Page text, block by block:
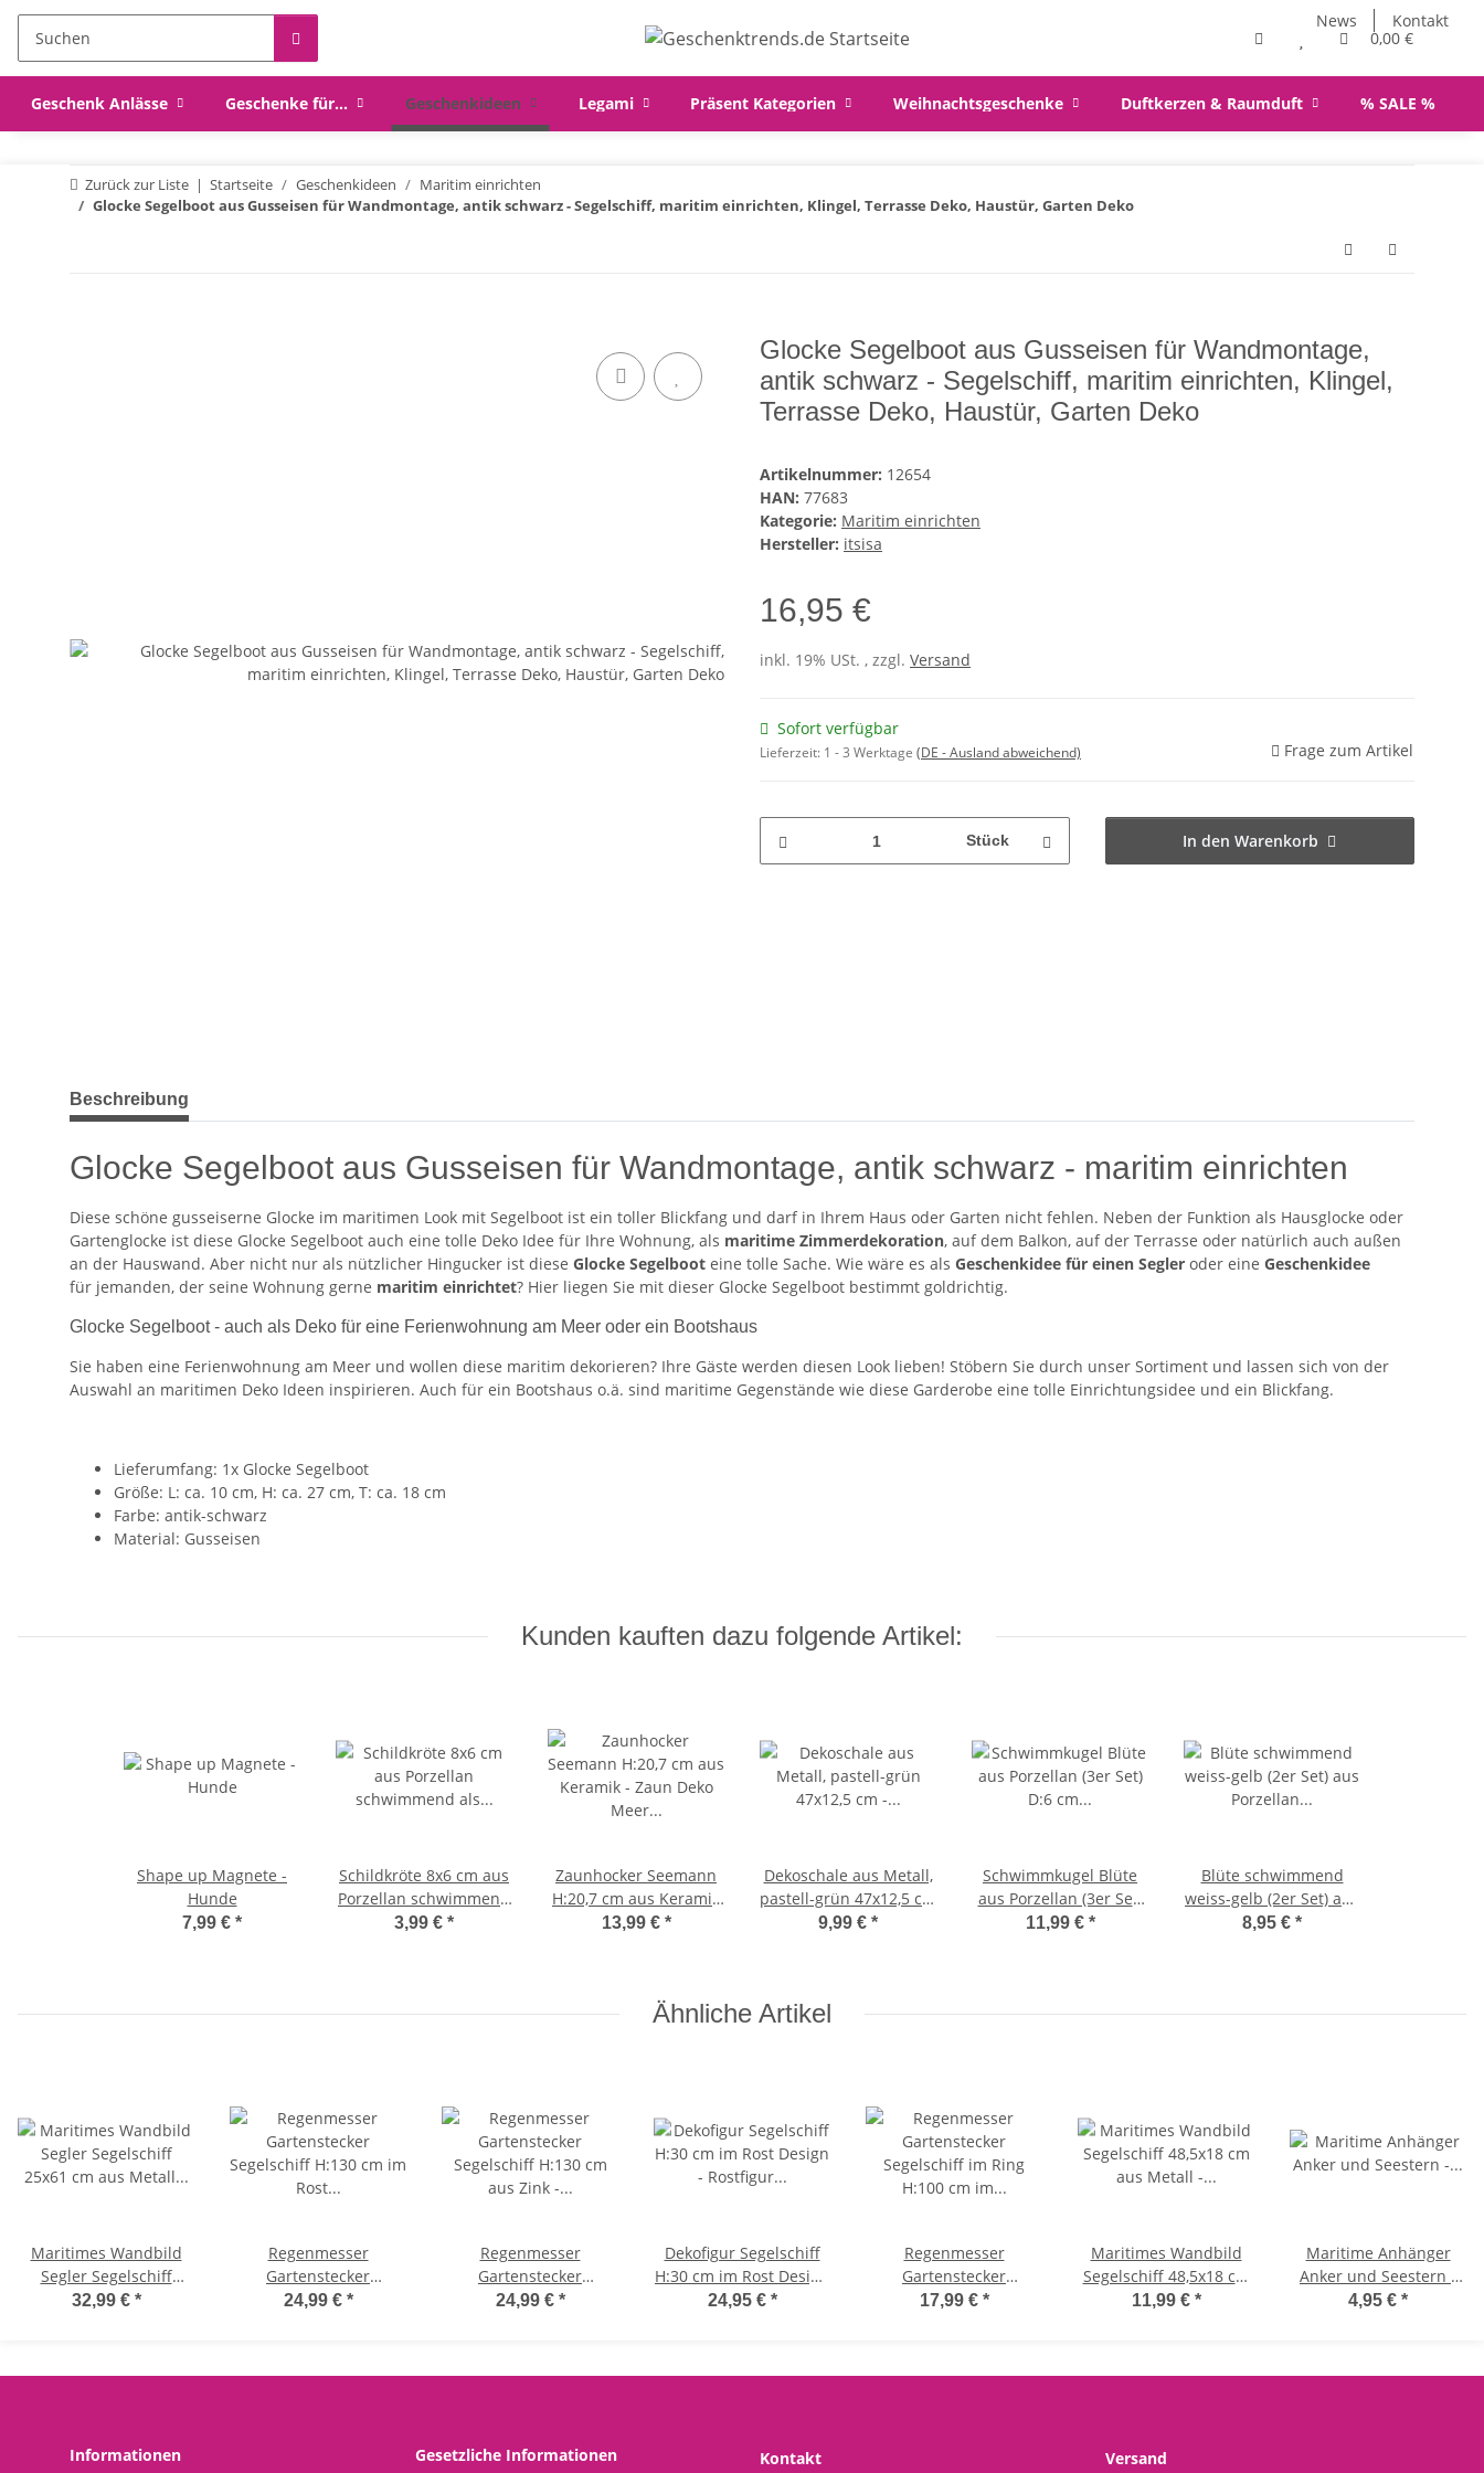
News
Kontakt
0,00 €
Geschenk Anlässe Geschenke für... Geschenkideen Legami Präsent Kategorien Weihnachtsgeschenke Duftkerzen & Raumduft % SALE %
Zurück zur Liste Startseite Geschenkideen
Maritim einrichten
Glocke Segelboot aus Gusseisen für Wandmontage, antik schwarz - Segelschiff, maritim einrichten, Klingel, Terrasse Deko, Haustür, Garten Deko
Glocke Segelboot aus Gusseisen für Wandmontage,
antik schwarz - Segelschiff, maritim einrichten, Klingel,
Terrasse Deko, Haustür, Garten Deko
Artikelnummer: 12654
HAN: 77683
Kategorie: Maritim einrichten
Hersteller: itsisa
16,95 €
inkl. 19% USt. , zzgl. Versand
Sofort verfügbar
Lieferzeit: 1 - 3 Werktage (DE - Ausland abweichend) Frage zum Artikel
Stück In den Warenkorb
weitere Registerkarten anzeigen
Beschreibung
Glocke Segelboot aus Gusseisen für Wandmontage, antik schwarz - maritim einrichten
Diese schöne gusseiserne Glocke im maritimen Look mit Segelboot ist ein toller Blickfang und darf in Ihrem Haus oder Garten nicht fehlen. Neben der Funktion als Hausglocke oder
Gartenglocke ist diese Glocke Segelboot auch eine tolle Deko Idee für Ihre Wohnung, als maritime Zimmerdekoration, auf dem Balkon, auf der Terrasse oder natürlich auch außen
an der Hauswand. Aber nicht nur als nützlicher Hingucker ist diese Glocke Segelboot eine tolle Sache. Wie wäre es als Geschenkidee für einen Segler oder eine Geschenkidee
für jemanden, der seine Wohnung gerne maritim einrichtet? Hier liegen Sie mit dieser Glocke Segelboot bestimmt goldrichtig.
Glocke Segelboot - auch als Deko für eine Ferienwohnung am Meer oder ein Bootshaus
Sie haben eine Ferienwohnung am Meer und wollen diese maritim dekorieren? Ihre Gäste werden diesen Look lieben! Stöbern Sie durch unser Sortiment und lassen sich von der
Auswahl an maritimen Deko Ideen inspirieren. Auch für ein Bootshaus o.ä. sind maritime Gegenstände wie diese Garderobe eine tolle Einrichtungsidee und ein Blickfang.
Lieferumfang: 1x Glocke Segelboot
Größe: L: ca. 10 cm, H: ca. 27 cm, T: ca. 18 cm
Farbe: antik-schwarz
Material: Gusseisen
Kunden kauften dazu folgende Artikel:
Shape up Magnete -
Hunde
7,99 € *
Schildkröte 8x6 cm aus
Porzellan schwimmend
als Teich Deko - Deko
Gartendeko
3,99 € *
Zaunhocker Seemann
H:20,7 cm aus Keramik
- Zaun Deko Meer
Gartendeko,
13,99 € *
Dekoschale aus Metall,
pastell-grün 47x12,5 cm
- Zinkschale als Mini
9,99 € *
Schwimmkugel Blüte
aus Porzellan (3er Set)
D:6 cm grün, hellblau,
Gartenteich, Garten
11,99 € *
Blüte schwimmend
weiss-gelb (2er Set) aus
Porzellan als Teich
Gartendeko
8,95 € *
Ähnliche Artikel
Maritimes Wandbild
Segler Segelschiff
25x61 cm aus Metall -
32,99 € *
Regenmesser
Gartenstecker
Segelschiff H:130 cm im
24,99 € *
Regenmesser
Gartenstecker
Segelschiff H:130 cm
24,99 € *
Dekofigur Segelschiff
H:30 cm im Rost Design
- Rostfigur Schiff,
24,95 € *
Regenmesser
Gartenstecker
Segelschiff im Ring
17,99 € *
Maritimes Wandbild
Segelschiff 48,5x18 cm
aus Metall - maritime
11,99 € *
Maritime Anhänger
Anker und Seestern -
Fotoanhänger,
4,95 € *
Informationen Gesetzliche Informationen Kontakt Versand